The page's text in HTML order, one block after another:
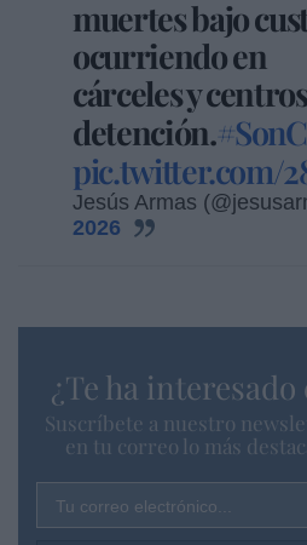
muertes bajo
ocurriendo en
cárceles y
detención.
pic.twitter.com/
Jesús Armas
2026
¿Te ha
Suscríbete a nuestro
en tu correo lo más
Tu correo electrónico...